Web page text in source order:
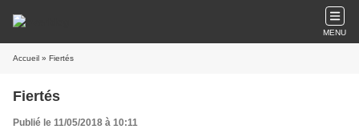
MENU
Accueil » Fiertés
Fiertés
Publié le 11/05/2018 à 10:11